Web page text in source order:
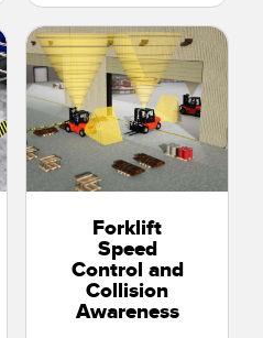
Forklift
Speed
Control and
Collision
Awareness